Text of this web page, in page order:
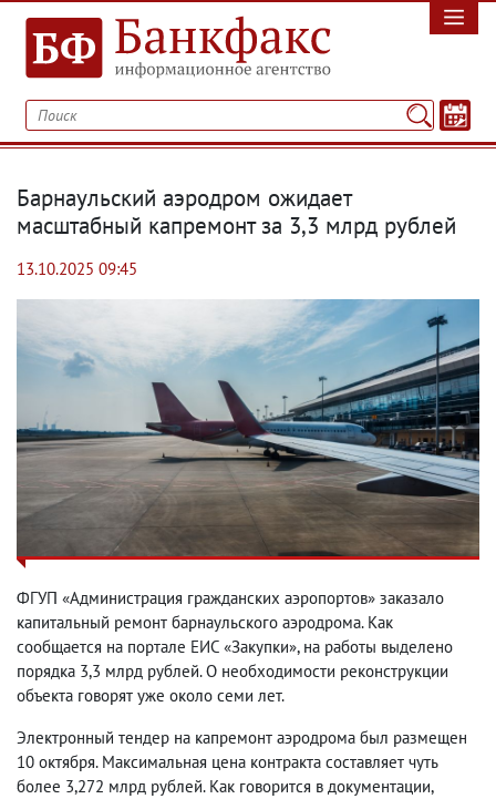
Барнаульский аэродром ожидает
масштабный капремонт за 3,3 млрд рублей
13.10.2025 09:45
ФГУП «Администрация гражданских аэропортов» заказало
капитальный ремонт барнаульского аэродрома. Как
сообщается на портале ЕИС «Закупки», на работы выделено
порядка 3,3 млрд рублей. О необходимости реконструкции
объекта говорят уже около семи лет.
Электронный тендер на капремонт аэродрома был размещен
10 октября. Максимальная цена контракта составляет чуть
более 3,272 млрд рублей. Как говорится в документации,